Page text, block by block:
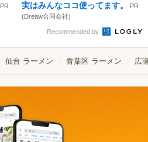
PR
実はみんなココ使ってます。
PR
(Dreaw合同会社)
Recommended by
仙台 ラーメン 青葉区 ラーメン 広